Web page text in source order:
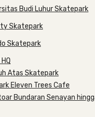
Budi Luhur Skatepark‌
Skatepark‌
Skatepark‌
Atas Skatepark
Eleven Trees Cafe
Bundaran Senayan